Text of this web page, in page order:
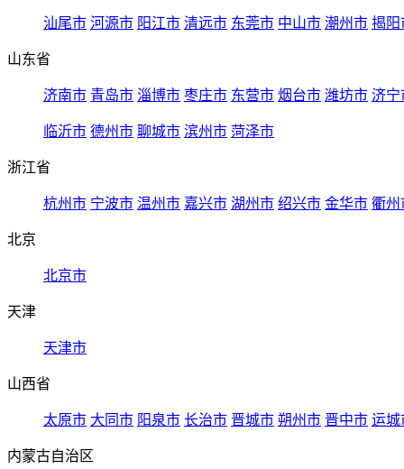
汕尾市 河源市 阳江市 清远市 东莞市 中山市 潮州市 揭阳
山东省
济南市 青岛市 淄博市 枣庄市 东营市 烟台市 潍坊市 济宁
临沂市 德州市 聊城市 滨州市 菏泽市
浙江省
杭州市 宁波市 温州市 嘉兴市 湖州市 绍兴市 金华市 衢州
北京
北京市
天津
天津市
山西省
太原市 大同市 阳泉市 长治市 晋城市 朔州市 晋中市 运城
内蒙古自治区